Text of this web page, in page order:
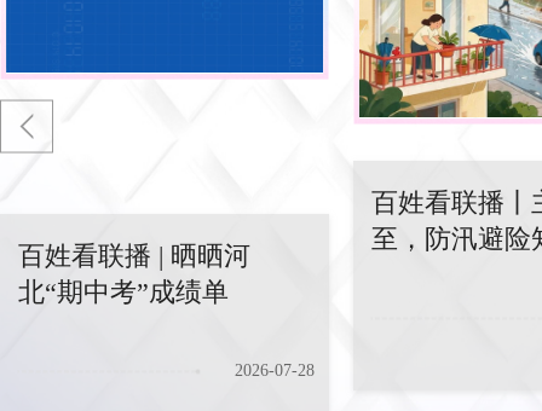
百姓看联播 | 晒晒河北“期中
百姓看联播 | 晒晒河
北“期中考”成绩单
2026-07-28
百姓看联播丨主
避险知识
百姓看联播丨
至，防汛避险